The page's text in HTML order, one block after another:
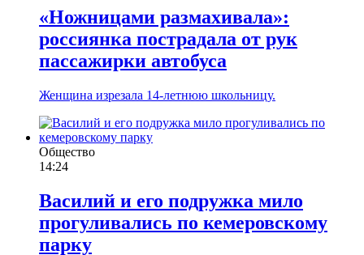
«Ножницами размахивала»:
россиянка пострадала от рук
пассажирки автобуса
Женщина изрезала 14-летнюю школьницу.
Общество
14:24
Василий и его подружка мило
прогуливались по кемеровскому
парку